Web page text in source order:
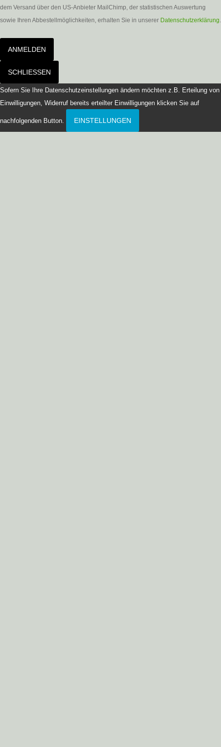
dem Versand über den US-Anbieter MailChimp, der statistischen Auswertung
sowie Ihren Abbestellmöglichkeiten, erhalten Sie in unserer Datenschutzerklärung.
ANMELDEN
SCHLIESSEN
Sofern Sie Ihre Datenschutzeinstellungen ändern möchten z.B. Erteilung von
Einwilligungen, Widerruf bereits erteilter Einwilligungen klicken Sie auf
nachfolgenden Button. EINSTELLUNGEN